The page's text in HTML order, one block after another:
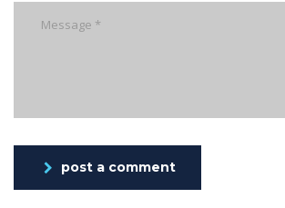
post a comment